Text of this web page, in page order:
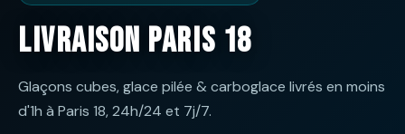
Livraison Paris 18
Glaçons cubes, glace pilée & carboglace livrés en moins
d'1h à Paris 18, 24h/24 et 7j/7.